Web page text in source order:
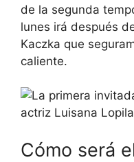
de la segunda
lunes irá después
Kaczka que
caliente.
Cómo será